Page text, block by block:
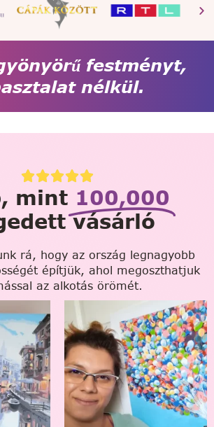
festményt,
nélkül.
mint 100,000
vásárló
rá, hogy az ország legnagyobb
építjük, ahol megoszthatjuk
az alkotás örömét.